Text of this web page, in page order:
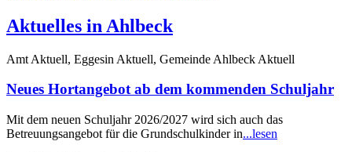
Aktuelles in Ahlbeck
Amt Aktuell, Eggesin Aktuell, Gemeinde Ahlbeck Aktuell
Neues Hortangebot ab dem kommenden Schuljahr
Mit dem neuen Schuljahr 2026/2027 wird sich auch das
Betreuungsangebot für die Grundschulkinder in...lesen